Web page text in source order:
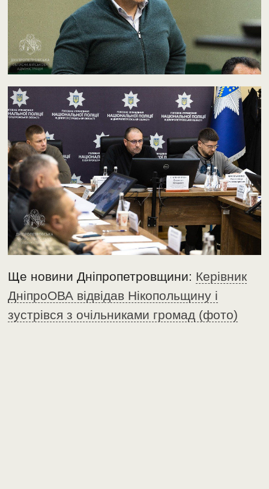
Ще новини Дніпропетровщини: Керівник
ДніпроОВА відвідав Нікопольщину і
зустрівся з очільниками громад (фото)